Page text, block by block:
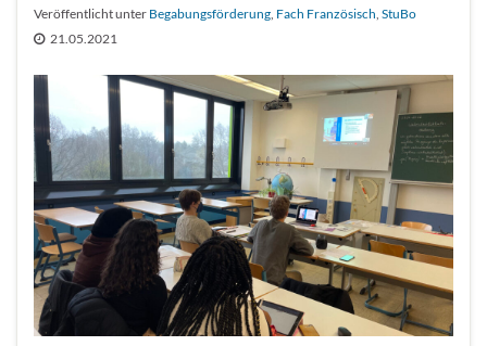
Veröffentlicht unter Begabungsförderung Fach Französisch StuBo
21.05.2021